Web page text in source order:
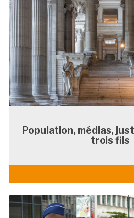
Population, médias,
trois fils